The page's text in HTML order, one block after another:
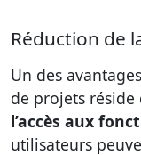
Réduction de
Un des
de projets réside
l’accès aux
utilisateurs